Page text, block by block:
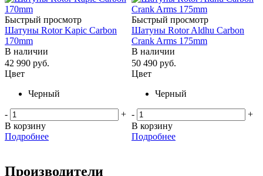
Быстрый просмотр
Шатуны Rotor Kapic Carbon
170mm
В наличии
42 990 руб.
Цвет
Черный
-
+
В корзину
Подробнее
Быстрый просмотр
Шатуны Rotor Aldhu Carbon
Crank Arms 175mm
В наличии
50 490 руб.
Цвет
Черный
-
+
В корзину
Подробнее
Производители